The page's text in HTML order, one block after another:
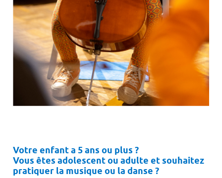
Votre enfant a 5 ans ou plus ?
Vous êtes adolescent ou adulte et souhaitez
pratiquer la musique ou la danse ?